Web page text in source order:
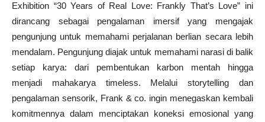
Exhibition “30 Years of Real Love: Frankly That’s Love” ini
dirancang sebagai pengalaman imersif yang mengajak
pengunjung untuk memahami perjalanan berlian secara lebih
mendalam. Pengunjung diajak untuk memahami narasi di balik
setiap karya: dari pembentukan karbon mentah hingga
menjadi mahakarya timeless. Melalui storytelling dan
pengalaman sensorik, Frank & co. ingin menegaskan kembali
komitmennya dalam menciptakan koneksi emosional yang